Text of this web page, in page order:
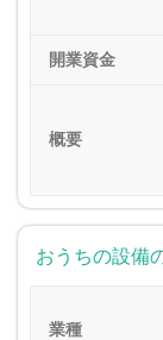
開業資金
概要
おうちの設備
業種